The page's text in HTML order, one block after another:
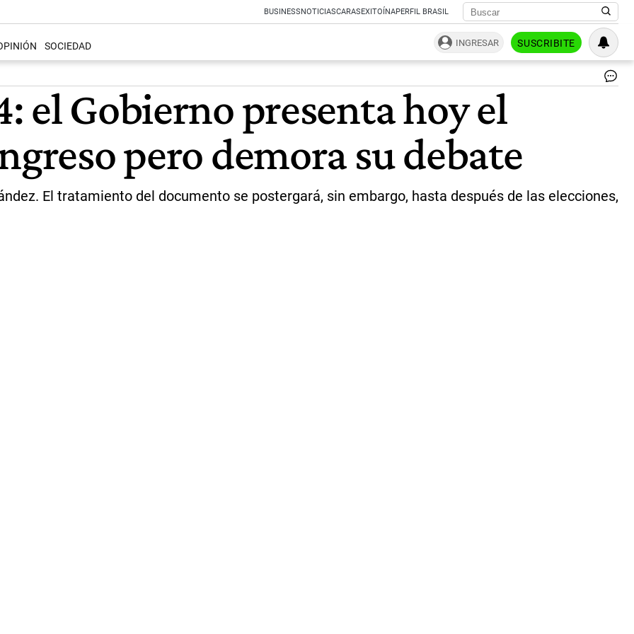
BUSINESSNOTICIASCARASEXITOÍNAPERFIL BRASIL
SOCIEDAD INGRESAR SUSCRIBITE
el Gobierno presenta hoy el
pero demora su debate
El tratamiento del documento se postergará, sin embargo, hasta después de las elecciones,